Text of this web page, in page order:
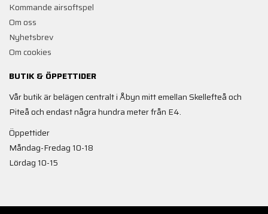
Kommande airsoftspel
Om oss
Nyhetsbrev
Om cookies
BUTIK & ÖPPETTIDER
Vår butik är belägen centralt i Åbyn mitt emellan Skellefteå och
Piteå och endast några hundra meter från E4.
Öppettider
Måndag-Fredag 10-18
Lördag 10-15